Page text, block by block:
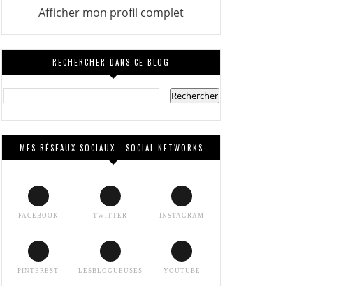
Afficher mon profil complet
RECHERCHER DANS CE BLOG
MES RÉSEAUX SOCIAUX - SOCIAL NETWORKS
FACEBOOK TWITTER INSTAGRAM
PINTEREST LESBLOGUEUSES YOUTUBE